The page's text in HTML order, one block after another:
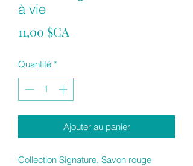
à vie
11,00 $CA
Quantité *
Ajouter au panier
Collection Signature, Savon rouge